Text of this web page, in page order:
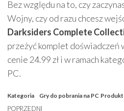
Bez względu na to, czy
Wojny, czy od razu chcesz
Darksiders Complete
przeżyć komplet doświadczeń
cenie 24.99 zł i w ramach
PC.
Kategoria Gry do pobrania na PC Produkt
POPRZEDNI